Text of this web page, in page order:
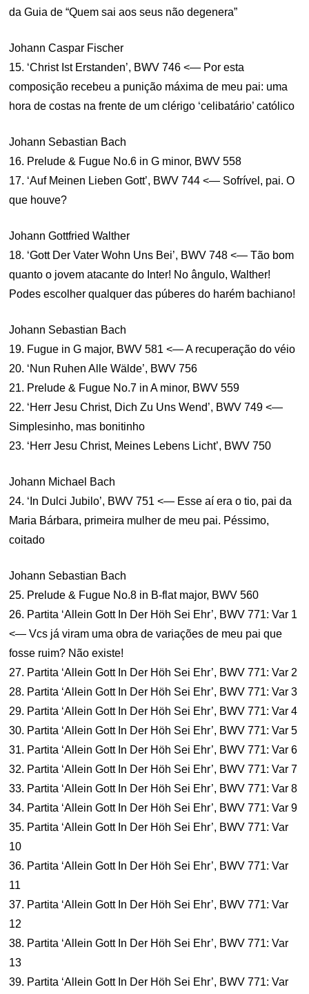
da Guia de “Quem sai aos seus não degenera”
Johann Caspar Fischer
15. ‘Christ Ist Erstanden’, BWV 746 <— Por esta
composição recebeu a punição máxima de meu pai: uma
hora de costas na frente de um clérigo ‘celibatário’ católico
Johann Sebastian Bach
16. Prelude & Fugue No.6 in G minor, BWV 558
17. ‘Auf Meinen Lieben Gott’, BWV 744 <— Sofrível, pai. O
que houve?
Johann Gottfried Walther
18. ‘Gott Der Vater Wohn Uns Bei’, BWV 748 <— Tão bom
quanto o jovem atacante do Inter! No ângulo, Walther!
Podes escolher qualquer das púberes do harém bachiano!
Johann Sebastian Bach
19. Fugue in G major, BWV 581 <— A recuperação do véio
20. ‘Nun Ruhen Alle Wälde’, BWV 756
21. Prelude & Fugue No.7 in A minor, BWV 559
22. ‘Herr Jesu Christ, Dich Zu Uns Wend’, BWV 749 <—
Simplesinho, mas bonitinho
23. ‘Herr Jesu Christ, Meines Lebens Licht’, BWV 750
Johann Michael Bach
24. ‘In Dulci Jubilo’, BWV 751 <— Esse aí era o tio, pai da
Maria Bárbara, primeira mulher de meu pai. Péssimo,
coitado
Johann Sebastian Bach
25. Prelude & Fugue No.8 in B-flat major, BWV 560
26. Partita ‘Allein Gott In Der Höh Sei Ehr’, BWV 771: Var 1
<— Vcs já viram uma obra de variações de meu pai que
fosse ruim? Não existe!
27. Partita ‘Allein Gott In Der Höh Sei Ehr’, BWV 771: Var 2
28. Partita ‘Allein Gott In Der Höh Sei Ehr’, BWV 771: Var 3
29. Partita ‘Allein Gott In Der Höh Sei Ehr’, BWV 771: Var 4
30. Partita ‘Allein Gott In Der Höh Sei Ehr’, BWV 771: Var 5
31. Partita ‘Allein Gott In Der Höh Sei Ehr’, BWV 771: Var 6
32. Partita ‘Allein Gott In Der Höh Sei Ehr’, BWV 771: Var 7
33. Partita ‘Allein Gott In Der Höh Sei Ehr’, BWV 771: Var 8
34. Partita ‘Allein Gott In Der Höh Sei Ehr’, BWV 771: Var 9
35. Partita ‘Allein Gott In Der Höh Sei Ehr’, BWV 771: Var
10
36. Partita ‘Allein Gott In Der Höh Sei Ehr’, BWV 771: Var
11
37. Partita ‘Allein Gott In Der Höh Sei Ehr’, BWV 771: Var
12
38. Partita ‘Allein Gott In Der Höh Sei Ehr’, BWV 771: Var
13
39. Partita ‘Allein Gott In Der Höh Sei Ehr’, BWV 771: Var